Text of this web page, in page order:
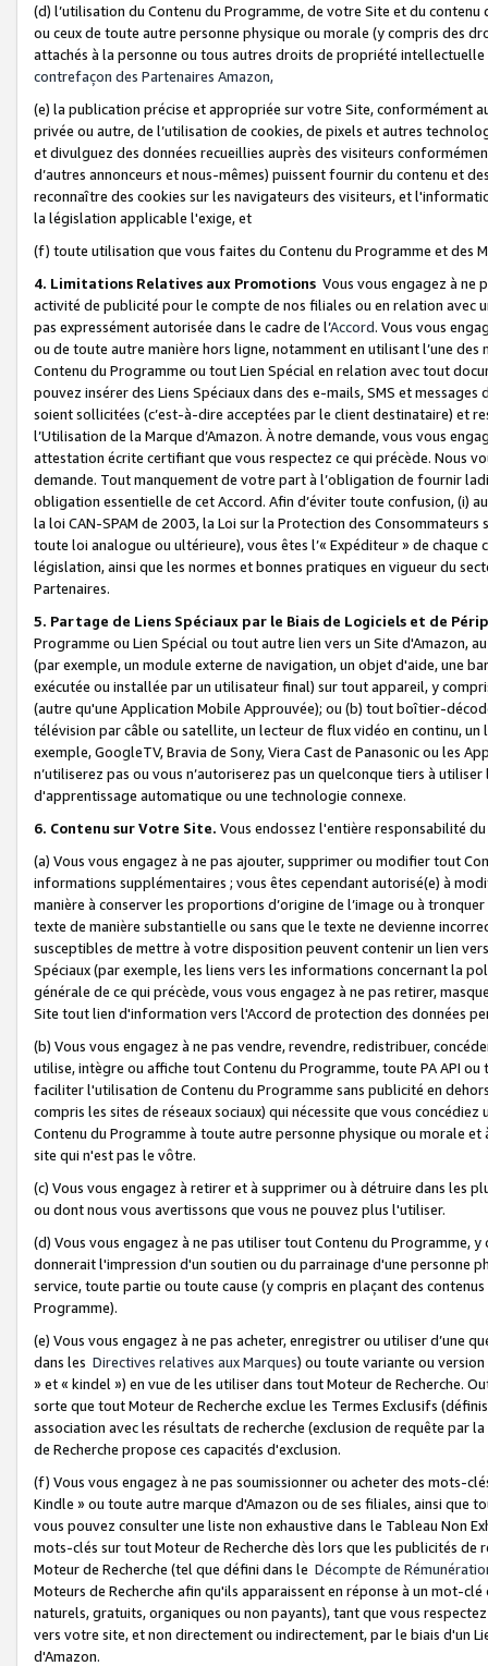
(d) l’utilisation du Contenu du Programme, de votre Site et du
ou ceux de toute autre personne physique ou morale (y compris des
attachés à la personne ou tous autres droits de propriété
contrefaçon des Partenaires Amazon,
(e) la publication précise et appropriée sur votre Site, conformément
privée ou autre, de l’utilisation de cookies, de pixels et autres
et divulguez des données recueillies auprès des visiteurs
d’autres annonceurs et nous-mêmes) puissent fournir du contenu et
reconnaître des cookies sur les navigateurs des visiteurs, et
la législation applicable l'exige, et
(f) toute utilisation que vous faites du Contenu du Programme et des
4. Limitations Relatives aux Promotions Vous vous engagez à ne
activité de publicité pour le compte de nos filiales ou en relation avec
pas expressément autorisée dans le cadre de l’Accord. Vous vous
ou de toute autre manière hors ligne, notamment en utilisant l’une
Contenu du Programme ou tout Lien Spécial en relation avec tout
pouvez insérer des Liens Spéciaux dans des e-mails, SMS et
soient sollicitées (c’est-à-dire acceptées par le client destinataire) et
l’Utilisation de la Marque d’Amazon. À notre demande, vous vous
attestation écrite certifiant que vous respectez ce qui précède. Nous
demande. Tout manquement de votre part à l’obligation de fournir
obligation essentielle de cet Accord. Afin d’éviter toute confusion, (i)
la loi CAN-SPAM de 2003, la Loi sur la Protection des
toute loi analogue ou ultérieure), vous êtes l’« Expéditeur » de
législation, ainsi que les normes et bonnes pratiques en vigueur du
Partenaires.
5. Partage de Liens Spéciaux par le Biais de Logiciels et de
Programme ou Lien Spécial ou tout autre lien vers un Site d'Amazon,
(par exemple, un module externe de navigation, un objet d'aide, une
exécutée ou installée par un utilisateur final) sur tout appareil, y
(autre qu'une Application Mobile Approuvée); ou (b) tout boîtier-
télévision par câble ou satellite, un lecteur de flux vidéo en continu,
exemple, GoogleTV, Bravia de Sony, Viera Cast de Panasonic ou les
n’utiliserez pas ou vous n’autoriserez pas un quelconque tiers à
d'apprentissage automatique ou une technologie connexe.
6. Contenu sur Votre Site. Vous endossez l'entière responsabilité
(a) Vous vous engagez à ne pas ajouter, supprimer ou modifier tout
informations supplémentaires ; vous êtes cependant autorisé(e) à
manière à conserver les proportions d’origine de l’image ou à
texte de manière substantielle ou sans que le texte ne devienne
susceptibles de mettre à votre disposition peuvent contenir un lien
Spéciaux (par exemple, les liens vers les informations concernant la
générale de ce qui précède, vous vous engagez à ne pas retirer,
Site tout lien d'information vers l'Accord de protection des données
(b) Vous vous engagez à ne pas vendre, revendre, redistribuer,
utilise, intègre ou affiche tout Contenu du Programme, toute PA API
faciliter l'utilisation de Contenu du Programme sans publicité en
compris les sites de réseaux sociaux) qui nécessite que vous
Contenu du Programme à toute autre personne physique ou morale
site qui n'est pas le vôtre.
(c) Vous vous engagez à retirer et à supprimer ou à détruire dans les
ou dont nous vous avertissons que vous ne pouvez plus l'utiliser.
(d) Vous vous engagez à ne pas utiliser tout Contenu du Programme,
donnerait l'impression d'un soutien ou du parrainage d'une personne
service, toute partie ou toute cause (y compris en plaçant des
Programme).
(e) Vous vous engagez à ne pas acheter, enregistrer ou utiliser d’une
dans les Directives relatives aux Marques) ou toute variante ou
» et « kindel ») en vue de les utiliser dans tout Moteur de Recherche.
sorte que tout Moteur de Recherche exclue les Termes Exclusifs
association avec les résultats de recherche (exclusion de requête
de Recherche propose ces capacités d'exclusion.
(f) Vous vous engagez à ne pas soumissionner ou acheter des mots-
Kindle » ou toute autre marque d'Amazon ou de ses filiales, ainsi que
vous pouvez consulter une liste non exhaustive dans le Tableau Non
mots-clés sur tout Moteur de Recherche dès lors que les publicités de
Moteur de Recherche (tel que défini dans le Décompte de
Moteurs de Recherche afin qu'ils apparaissent en réponse à un mot-
naturels, gratuits, organiques ou non payants), tant que vous
vers votre site, et non directement ou indirectement, par le biais d'un
d'Amazon.